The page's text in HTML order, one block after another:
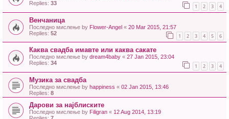
Replies: 33 1 2 3 4
Венчаница
Последно мислење by Flower-Angel « 20 Mar 2015, 21:57
Replies: 52 1 2 3 4 5 6
Каква свадба имавте или каква сакате
Последно мислење by dream4baby « 27 Jan 2015, 23:04
Replies: 34 1 2 3 4
Музика за свадба
Последно мислење by happiness « 02 Jan 2015, 13:46
Replies: 8
Дарови за најблиските
Последно мислење by Filigran « 12 Aug 2014, 13:19